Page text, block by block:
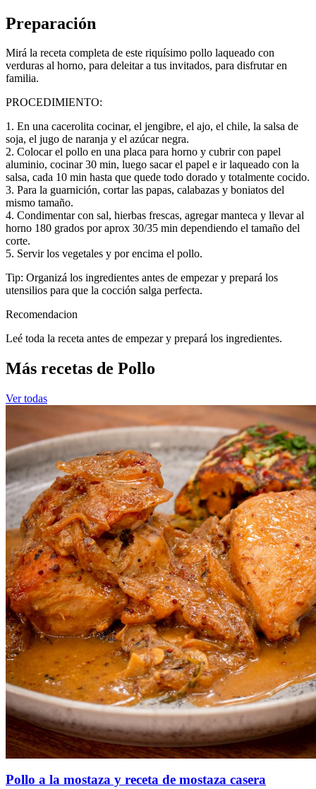
Preparación
Mirá la receta completa de este riquísimo pollo laqueado con
verduras al horno, para deleitar a tus invitados, para disfrutar en
familia.
PROCEDIMIENTO:
1. En una cacerolita cocinar, el jengibre, el ajo, el chile, la salsa de
soja, el jugo de naranja y el azúcar negra.
2. Colocar el pollo en una placa para horno y cubrir con papel
aluminio, cocinar 30 min, luego sacar el papel e ir laqueado con la
salsa, cada 10 min hasta que quede todo dorado y totalmente cocido.
3. Para la guarnición, cortar las papas, calabazas y boniatos del
mismo tamaño.
4. Condimentar con sal, hierbas frescas, agregar manteca y llevar al
horno 180 grados por aprox 30/35 min dependiendo el tamaño del
corte.
5. Servir los vegetales y por encima el pollo.
Tip: Organizá los ingredientes antes de empezar y prepará los
utensilios para que la cocción salga perfecta.
Recomendacion
Leé toda la receta antes de empezar y prepará los ingredientes.
Más recetas de Pollo
Ver todas
Pollo a la mostaza y receta de mostaza casera